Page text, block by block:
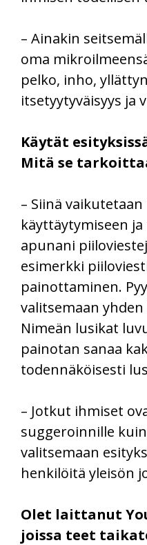
– Ainakin
oma
pelko, inho,
itsetyytyväisyys ja
Käytät
Mitä se
– Siinä
käyttäytymiseen
apunani
esimerkki
painottaminen.
valitsemaan
Nimeän lusikat
painotan sanaa
todennäköisesti
– Jotkut ihmiset
suggeroinnille
valitsemaan
henkilöitä yleisön
Olet laittanut
joissa teet